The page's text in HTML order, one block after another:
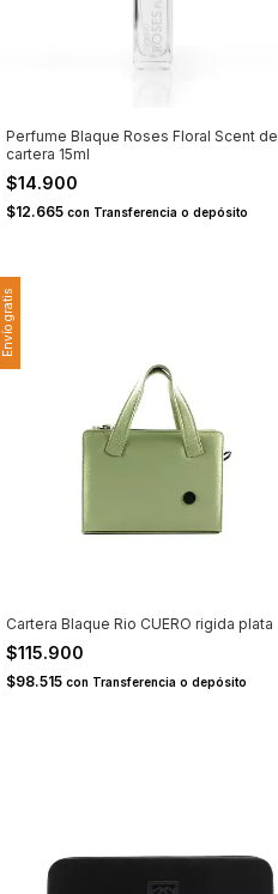
Perfume Blaque Roses Floral Scent de
cartera 15ml
$14.900
$12.665 con Transferencia o depósito
Envío gratis
Cartera Blaque Rio CUERO rigida plata
$115.900
$98.515 con Transferencia o depósito